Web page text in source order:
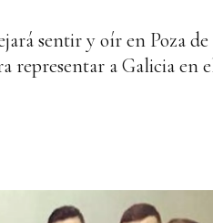
sentir y oír en Poza
representar a Galicia en